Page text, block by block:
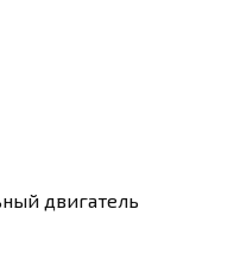
двигатель